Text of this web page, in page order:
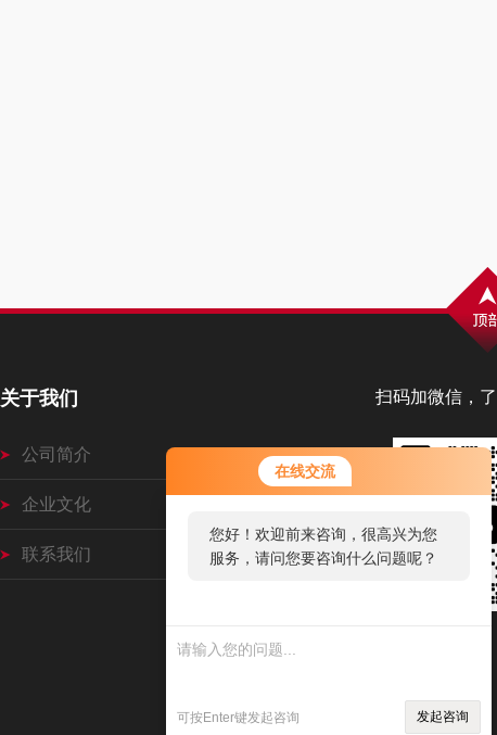
在线交流
您好！欢迎前来咨询，很高兴为您
服务，请问您要咨询什么问题呢？
了需求产品，您可以直接在线与我
联系！
可按Enter键发起咨询 发起咨询
扫码加微信，
关于我们
公司简介
企业文化
联系我们